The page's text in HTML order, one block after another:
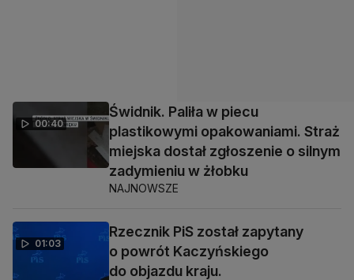
00:40
Świdnik. Paliła w piecu
plastikowymi opakowaniami. Straż
miejska dostał zgłoszenie o silnym
zadymieniu w żłobku
NAJNOWSZE
01:03
Rzecznik PiS został zapytany
o powrót Kaczyńskiego
do objazdu kraju.